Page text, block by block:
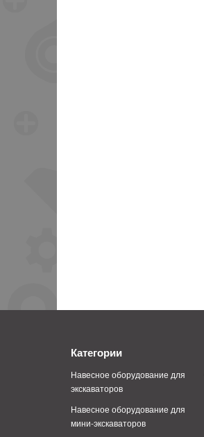
Категории
Навесное оборудование для
экскаваторов
Навесное оборудование для
мини-экскаваторов